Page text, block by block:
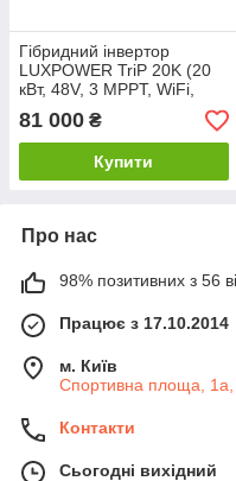
Гібридний інвертор
LUXPOWER TriP 20K (20
кВт, 48V, 3 MPPT, WiFi,
Hybrid ESS, UPS, 3 фази)
81 000 ₴
Купити
Про нас
98% позитивних з 56
Працює з 17.10.2014
м. Київ
Спортивна площа, 1а,
Контакти
Сьогодні вихідний